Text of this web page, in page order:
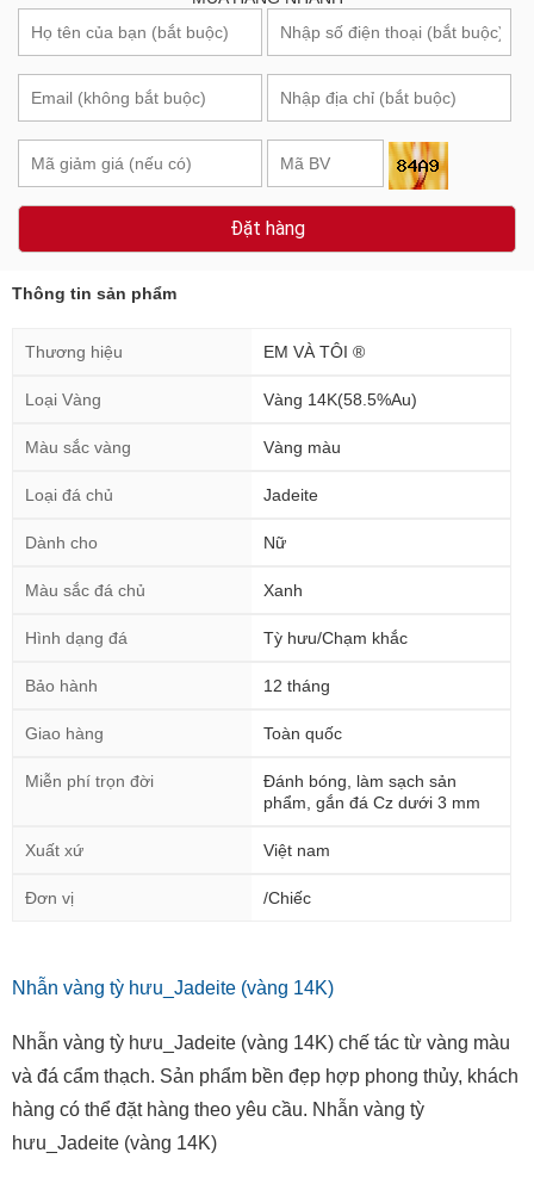
Đặt hàng
Thông tin sản phẩm
Thương hiệu EM VÀ TÔI ®
Loại Vàng Vàng 14K(58.5%Au)
Màu sắc vàng Vàng màu
Loại đá chủ Jadeite
Dành cho Nữ
Màu sắc đá chủ Xanh
Hình dạng đá Tỳ hưu/Chạm khắc
Bảo hành 12 tháng
Giao hàng Toàn quốc
Miễn phí trọn đời
Đánh bóng, làm sạch sản
phẩm, gắn đá Cz dưới 3 mm
Xuất xứ Việt nam
Đơn vị /Chiếc
Nhẫn vàng tỳ hưu_Jadeite (vàng 14K)
Nhẫn vàng tỳ hưu_Jadeite (vàng 14K) chế tác từ vàng màu
và đá cẩm thạch. Sản phẩm bền đẹp hợp phong thủy, khách
hàng có thể đặt hàng theo yêu cầu. Nhẫn vàng tỳ
hưu_Jadeite (vàng 14K)